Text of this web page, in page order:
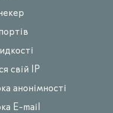
свій IP
анонімності
E-mail